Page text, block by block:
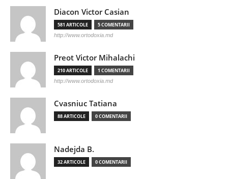
Diacon Victor Casian
581 ARTICOLE 5 COMENTARII
http://www.ortodoxia.md
Preot Victor Mihalachi
210 ARTICOLE 1 COMENTARII
http://www.ortodoxia.md
Cvasniuc Tatiana
88 ARTICOLE 0 COMENTARII
Nadejda B.
32 ARTICOLE 0 COMENTARII